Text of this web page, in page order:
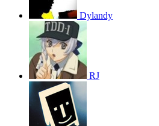
Dylandy
RJ